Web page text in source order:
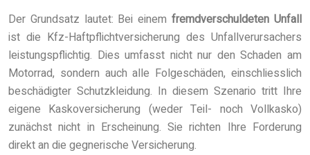
Der Grundsatz lautet: Bei einemfremdverschuldeten Unfall
ist die Kfz-Haftpflichtversicherung des Unfallverursachers
leistungspflichtig. Dies umfasst nicht nur den Schaden am
Motorrad, sondern auch alle Folgeschäden, einschliesslich
beschädigter Schutzkleidung. In diesem Szenario tritt Ihre
eigene Kaskoversicherung (weder Teil- noch Vollkasko)
zunächst nicht in Erscheinung. Sie richten Ihre Forderung
direkt an die gegnerische Versicherung.